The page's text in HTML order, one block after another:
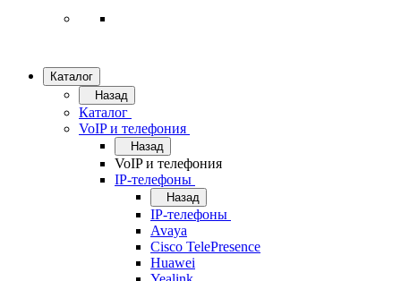
Каталог
Назад
Каталог
VoIP и телефония
Назад
VoIP и телефония
IP-телефоны
Назад
IP-телефоны
Avaya
Cisco TelePresence
Huawei